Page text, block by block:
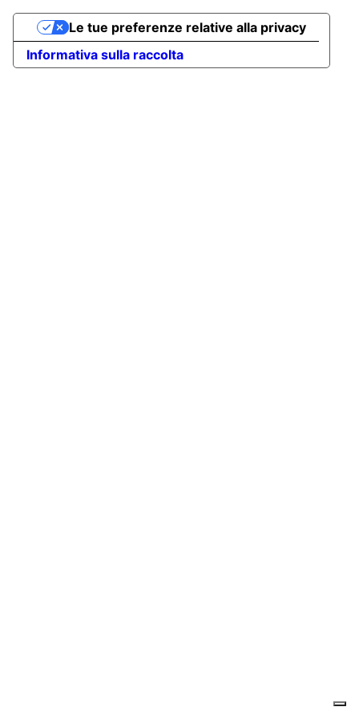
Informativa sulla raccolta
Le tue preferenze relative alla privacy